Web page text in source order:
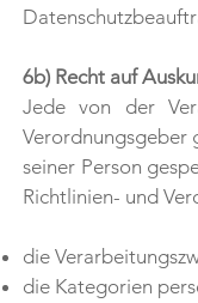
6b) Recht auf
Jede von der
Verordnungsgeber
seiner Person
Richtlinien- und
die
die Kategorien